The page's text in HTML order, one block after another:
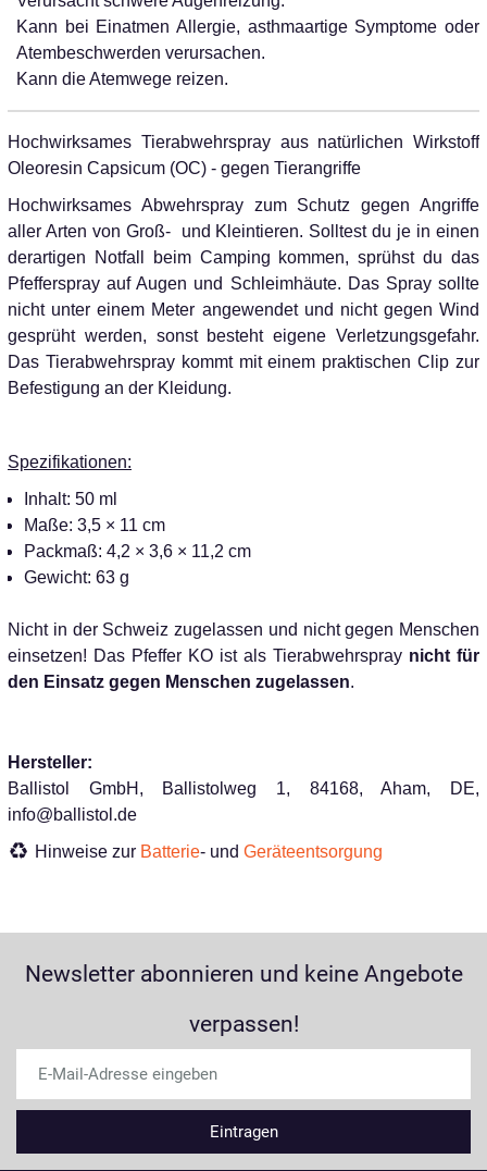
Kann bei Einatmen Allergie, asthmaartige Symptome oder
Atembeschwerden verursachen.
Kann die Atemwege reizen.
Hochwirksames Tierabwehrspray aus natürlichen Wirkstoff
Oleoresin Capsicum (OC) - gegen Tierangriffe
Hochwirksames Abwehrspray zum Schutz gegen Angriffe
aller Arten von Groß- und Kleintieren. Solltest du je in einen
derartigen Notfall beim Camping kommen, sprühst du das
Pfefferspray auf Augen und Schleimhäute. Das Spray sollte
nicht unter einem Meter angewendet und nicht gegen Wind
gesprüht werden, sonst besteht eigene Verletzungsgefahr.
Das Tierabwehrspray kommt mit einem praktischen Clip zur
Befestigung an der Kleidung.
Spezifikationen:
Inhalt: 50 ml
Maße: 3,5 × 11 cm
Packmaß: 4,2 × 3,6 × 11,2 cm
Gewicht: 63 g
Nicht in der Schweiz zugelassen und nicht gegen Menschen
einsetzen! Das Pfeffer KO ist als Tierabwehrspray nicht für
den Einsatz gegen Menschen zugelassen.
Hersteller:
Ballistol GmbH, Ballistolweg 1, 84168, Aham, DE,
info@ballistol.de
Hinweise zur Batterie- und Geräteentsorgung
Newsletter abonnieren und keine Angebote
verpassen!